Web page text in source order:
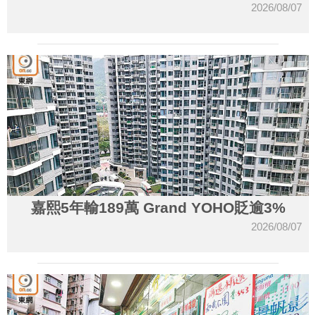
2026/08/07
嘉熙5年輸189萬 Grand YOHO貶逾3%
2026/08/07